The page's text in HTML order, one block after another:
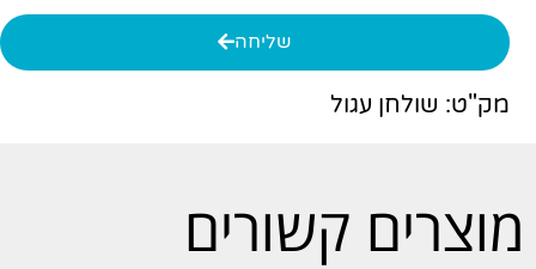
שליחה
מק"ט: שולחן עגול
מוצרים קשורים